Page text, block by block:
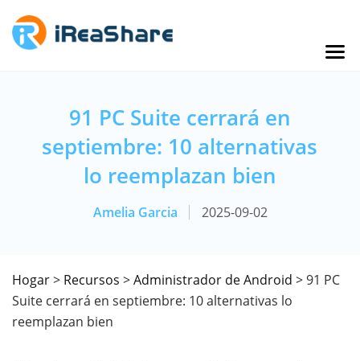
91 PC Suite cerrará en
septiembre: 10 alternativas
lo reemplazan bien
Amelia Garcia 2025-09-02
Hogar> Recursos >Administrador de Android > 91 PC
Suite cerrará en septiembre: 10 alternativas lo
reemplazan bien